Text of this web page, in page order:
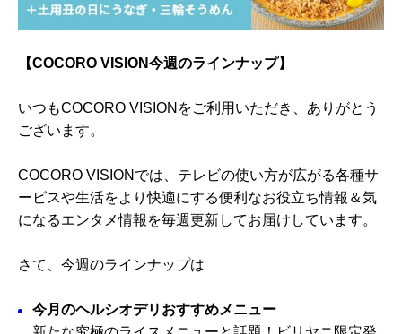
【COCORO VISION今週のラインナップ】
いつもCOCORO VISIONをご利用いただき、ありがとう
ございます。
COCORO VISIONでは、テレビの使い方が広がる各種サ
ービスや生活をより快適にする便利なお役立ち情報＆気
になるエンタメ情報を毎週更新してお届けしています。
さて、今週のラインナップは
今月のヘルシオデリおすすめメニュー